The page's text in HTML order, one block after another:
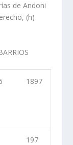
de Andoni
(h)
1897
197